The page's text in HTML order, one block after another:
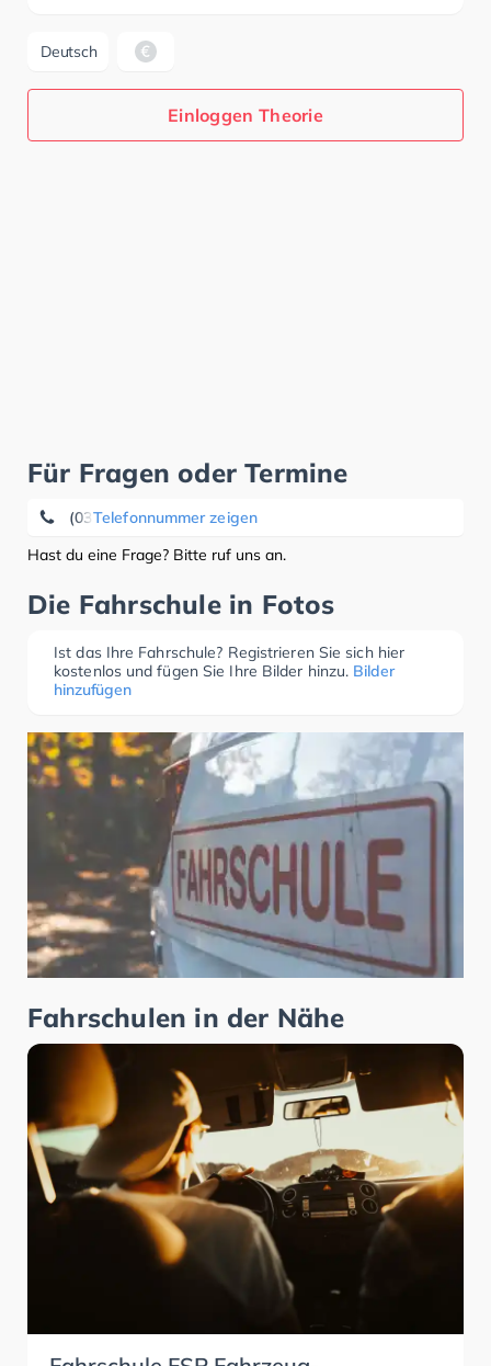
Deutsch
Einloggen Theorie
Für Fragen oder Termine
Telefonnummer zeigen
(03382) 70 03 36
Hast du eine Frage? Bitte ruf uns an.
Die Fahrschule in Fotos
Ist das Ihre Fahrschule? Registrieren Sie sich hier
kostenlos und fügen Sie Ihre Bilder hinzu. Bilder
hinzufügen
Fahrschulen in der Nähe